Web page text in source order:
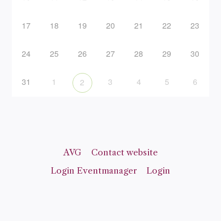
17 18 19 20 21 22 23
24 25 26 27 28 29 30
31 1 2 3 4 5 6
AVG
Contact website
Login Eventmanager
Login